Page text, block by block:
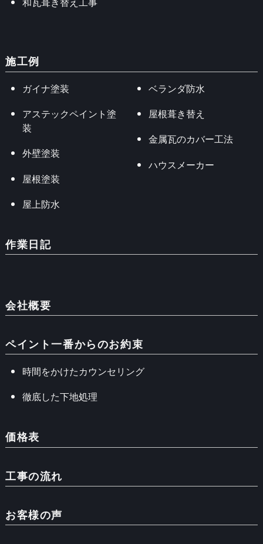
施工例
ガイナ塗装
アステックペイント塗
装
外壁塗装
屋根塗装
屋上防水
ベランダ防水
屋根葺き替え
金属瓦のカバー工法
ハウスメーカー
作業日記
会社概要
ペイント一番からのお約束
時間をかけたカウンセリング
徹底した下地処理
価格表
工事の流れ
お客様の声